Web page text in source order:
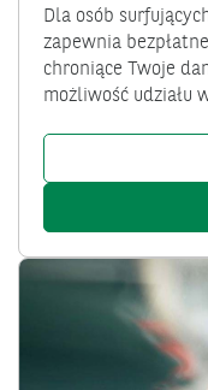
Dla osób
zapewnia
chroniące Twoje
możliwość udziału
Przejdź